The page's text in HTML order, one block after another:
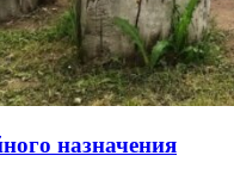
назначения